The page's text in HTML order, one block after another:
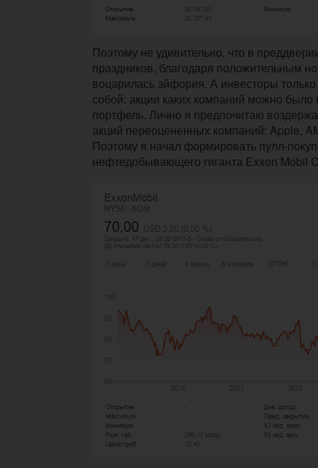
Поэтому не удивительно, что в
праздников, благодаря положительным
воцарилась эйфория. А инвесторы
собой: акции каких компаний можно было
портфель. Лично я предпочитаю
акций переоцененных компаний: Apple,
Поэтому я начал формировать пулл-
нефтедобывающего гиганта Exxon Mobil